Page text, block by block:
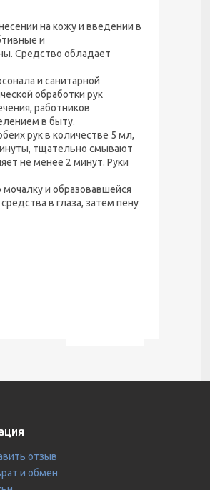
на кожу и введении в
и
Средство обладает
и санитарной
обработки рук
работников
в быту.
рук в количестве 5 мл,
тщательно смывают
не менее 2 минут. Руки
и образовавшейся
в глаза, затем пену
отзыв
и обмен